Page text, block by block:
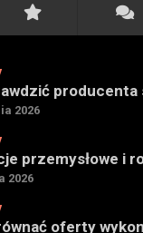
2026
2026